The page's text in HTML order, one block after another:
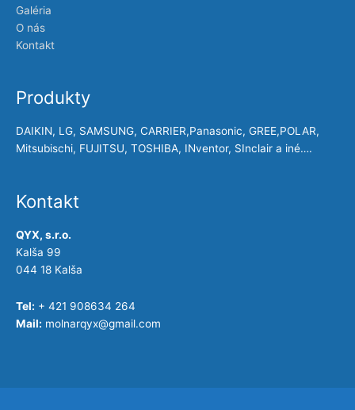
Galéria
O nás
Kontakt
Produkty
DAIKIN, LG, SAMSUNG, CARRIER,Panasonic, GREE,POLAR,
Mitsubischi, FUJITSU, TOSHIBA, INventor, SInclair a iné….
Kontakt
QYX, s.r.o.
Kalša 99
044 18 Kalša
Tel: + 421 908634 264
Mail: molnarqyx@gmail.com